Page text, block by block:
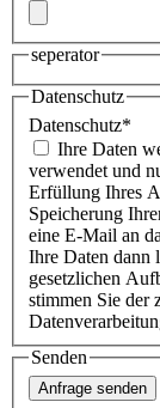
seperator
Datenschutz
Datenschutz*
Ihre Daten
verwendet und
Erfüllung Ihres
Speicherung
eine E-Mail an
Ihre Daten dann
gesetzlichen
stimmen Sie der
Senden